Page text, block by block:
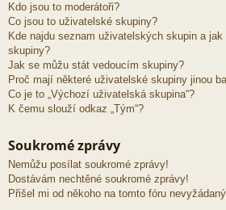
Kdo jsou to moderátoři?
Co jsou to uživatelské skupiny?
Kde najdu seznam uživatelských skupin a
skupiny?
Jak se můžu stát vedoucím skupiny?
Proč mají některé uživatelské skupiny jinou
Co je to „Výchozí uživatelská skupina“?
K čemu slouží odkaz „Tým“?
Soukromé zprávy
Nemůžu posílat soukromé zprávy!
Dostávám nechtěné soukromé zprávy!
Přišel mi od někoho na tomto fóru